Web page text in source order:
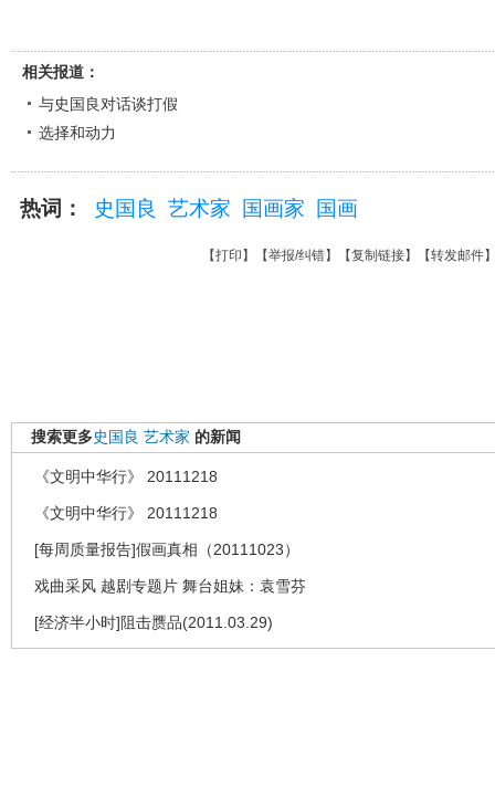
相关报道：
与史国良对话谈打假
选择和动力
热词： 史国良 艺术家 国画家 国画
【打印 】【举报/纠错】【复制链接】【转发邮件
搜索更多史国良 艺术家 的新闻
《文明中华行》 20111218
《文明中华行》 20111218
[每周质量报告]假画真相（20111023）
戏曲采风 越剧专题片 舞台姐妹：袁雪芬
[经济半小时]阻击赝品(2011.03.29)